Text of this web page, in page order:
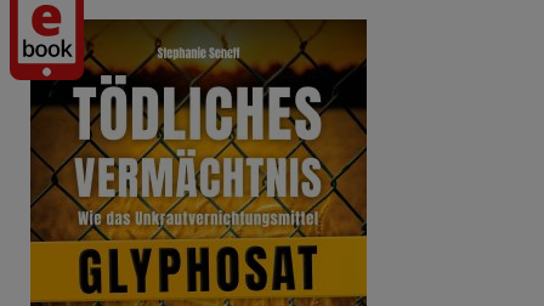
Digitalprodukt
/ E-Book